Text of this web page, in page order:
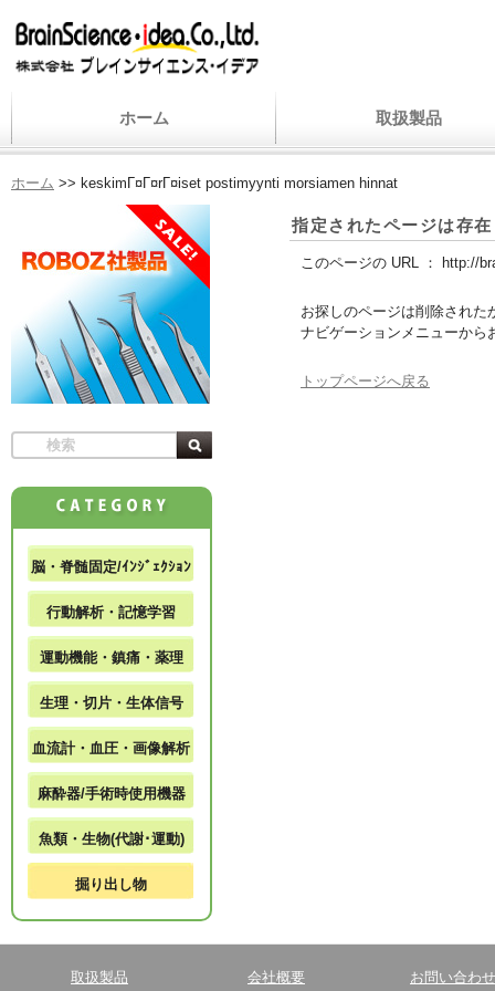
ホーム 取扱製品
ホーム >> keskimГ¤Г¤rГ¤iset postimyynti morsiamen hinnat
指定されたページは存
このページの URL ： http://
お探しのページは削除された
ナビゲーションメニューから
トップページへ戻る
脳・脊髄固定/ｲﾝｼﾞｪｸｼｮﾝ
行動解析・記憶学習
運動機能・鎮痛・薬理
生理・切片・生体信号
血流計・血圧・画像解析
麻酔器/手術時使用機器
魚類・生物(代謝･運動)
掘り出し物
取扱製品 会社概要 お問い合わせ